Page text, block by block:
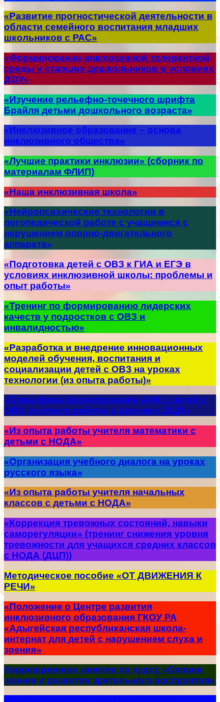
«Развитие прогностической деятельности в
области семейного воспитания младших
школьников с РАС»
«Формирование инклюзивной толерантной
среды у старших дошкольников в условиях
ДОУ»
«Изучение рельефно-точечного шрифта
Брайля детьми дошкольного возраста»
«Инклюзивное образование – основа
инклюзивного общества»
«Лучшие практики инклюзии» (сборник по
материалам ФЛИП)
«Наша инклюзивная школа»
«Нейропсихические технологии в
логопедической работе с учащимися с
нарушением опорно-двигательного
аппарата»
«Подготовка детей с ОВЗ к ГИА и ЕГЭ в
условиях инклюзивной школы: проблемы и
опыт работы»
«Тренинг по формированию лидерских
качеств у подростков с ОВЗ и
инвалидностью»
«Разработка и внедрение инновационных
моделей обучения, воспитания и
социализации детей с ОВЗ на уроках
технологии (из опыта работы)»
«Специфика формирования АФК у детей с
ОВЗ, из опыта работы с детьми с ДЦП»
«Из опыта работы учителя математики с
детьми с НОДА»
«Организация учебного диалога на уроках
русского языка»
«Из опыта работы учителя начальных
классов с детьми с НОДА»
«Коррекция тревожных состояний, навыки
саморегуляции» (тренинг снижения уровня
тревожности для учащихся средних классов
с НОДА (ДЦП))
Методическое пособие «ОТ ДВИЖЕНИЯ К
РЕЧИ»
«Положение о Центре развития
инклюзивного образования ГКОУ РА
«Адыгейская республиканская школа-
интернат для детей с нарушением слуха и
зрения»
Коррекционное занятие по курсу «Охрана
зрения и развитие зрительного восприятия»